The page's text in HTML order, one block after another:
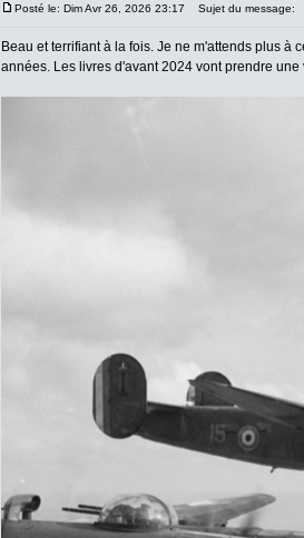
Posté le: Dim Avr 26, 2026 23:17 Sujet du message:
Beau et terrifiant à la fois. Je ne m'attends plus
années. Les livres d'avant 2024 vont prendre